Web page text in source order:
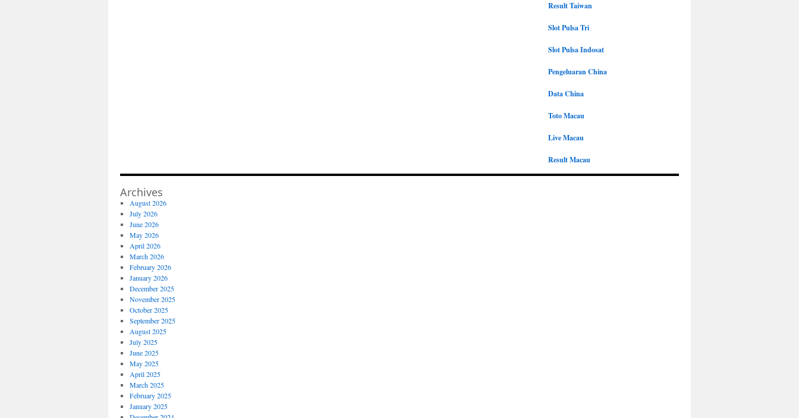
Result Taiwan
Slot Pulsa Tri
Slot Pulsa Indosat
Pengeluaran China
Data China
Toto Macau
Live Macau
Result Macau
Archives
August 2026
July 2026
June 2026
May 2026
April 2026
March 2026
February 2026
January 2026
December 2025
November 2025
October 2025
September 2025
August 2025
July 2025
June 2025
May 2025
April 2025
March 2025
February 2025
January 2025